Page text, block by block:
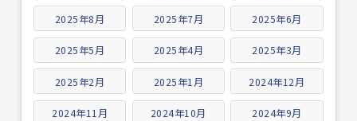
2025年8月 2025年7月 2025年6月
2025年5月 2025年4月 2025年3月
2025年2月 2025年1月 2024年12月
2024年11月 2024年10月 2024年9月